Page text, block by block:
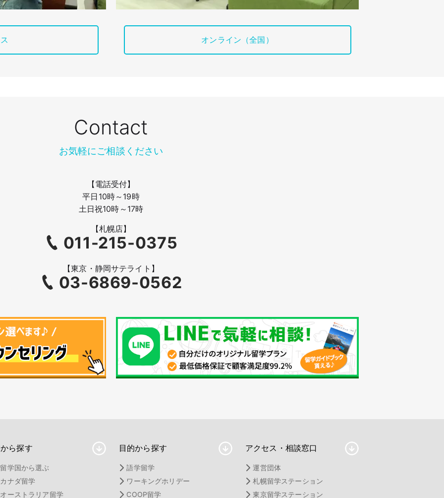
オンライン（全国）
Contact
お気軽にご相談ください
【電話受付】
平日10時～19時
土日祝10時～17時
【札幌店】
011-215-0375
【東京・静岡サテライト】
03-6869-0562
ら探す
留学国から選ぶ
カナダ留学
オーストラリア留学
目的から探す
語学留学
ワーキングホリデー
COOP留学
アクセス・相談窓口
運営団体
札幌留学ステーション
東京留学ステーション